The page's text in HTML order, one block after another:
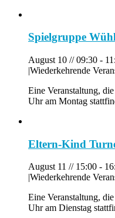
Spielgruppe
August 10 // 09:30 -
|Wiederkehrende
Eine Veranstaltung,
Uhr am Montag
Eltern-Kind
August 11 // 15:00 -
|Wiederkehrende
Eine Veranstaltung,
Uhr am Dienstag